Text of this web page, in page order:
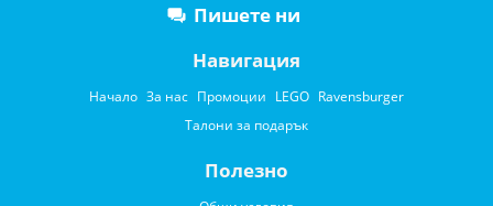
Пишете ни
Навигация
Начало За нас Промоции LEGO Ravensburger
Талони за подарък
Полезно